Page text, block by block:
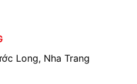
Long, Nha Trang